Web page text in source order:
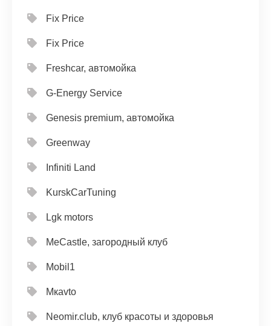
Fix Price
Fix Price
Freshcar, автомойка
G-Energy Service
Genesis premium, автомойка
Greenway
Infiniti Land
KurskCarTuning
Lgk motors
MeCastle, загородный клуб
Mobil1
Mкavto
Neomir.club, клуб красоты и здоровья